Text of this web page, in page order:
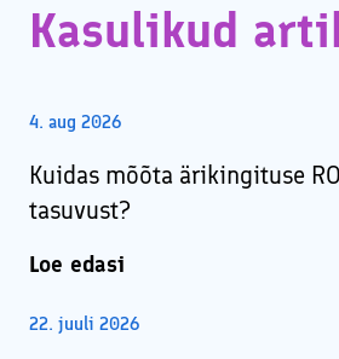
Kasulikud
4. aug 2026
Kuidas mõõta ärikingituse
tasuvust?
Loe edasi
22. juuli 2026